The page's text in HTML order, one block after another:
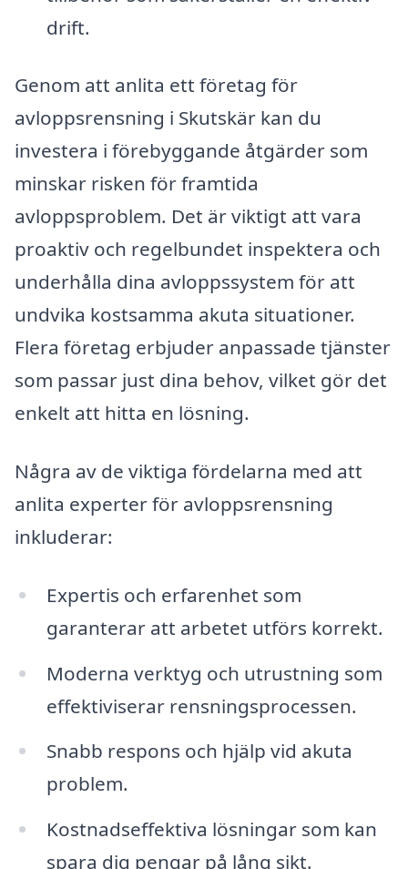
drift.
Genom att anlita ett företag för
avloppsrensning i Skutskär kan du
investera i förebyggande åtgärder som
minskar risken för framtida
avloppsproblem. Det är viktigt att vara
proaktiv och regelbundet inspektera och
underhålla dina avloppssystem för att
undvika kostsamma akuta situationer.
Flera företag erbjuder anpassade tjänster
som passar just dina behov, vilket gör det
enkelt att hitta en lösning.
Några av de viktiga fördelarna med att
anlita experter för avloppsrensning
inkluderar:
Expertis och erfarenhet som
garanterar att arbetet utförs korrekt.
Moderna verktyg och utrustning som
effektiviserar rensningsprocessen.
Snabb respons och hjälp vid akuta
problem.
Kostnadseffektiva lösningar som kan
spara dig pengar på lång sikt.